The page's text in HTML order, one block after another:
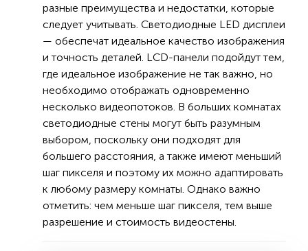
разные преимущества и недостатки, которые
следует учитывать. Светодиодные LED дисплеи
— обеспечат идеальное качество изображения
и точность деталей. LСD-панели подойдут тем,
где идеальное изображение не так важно, но
необходимо отображать одновременно
несколько видеопотоков. В больших комнатах
светодиодные стены могут быть разумным
выбором, поскольку они подходят для
большего расстояния, а также имеют меньший
шаг пикселя и поэтому их можно адаптировать
к любому размеру комнаты. Однако важно
отметить: чем меньше шаг пикселя, тем выше
разрешение и стоимость видеостены.